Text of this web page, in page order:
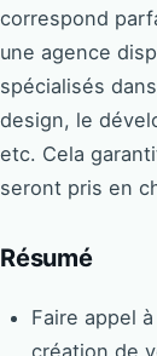
correspond
une agence
spécialisés
design, le
etc. Cela
seront pris en
Résumé
Faire appel
création de